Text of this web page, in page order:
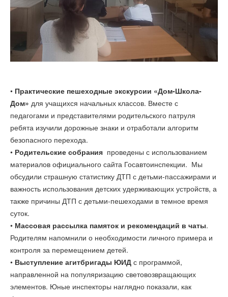
• Практические пешеходные экскурсии «Дом-Школа-
Дом» для учащихся начальных классов. Вместе с
педагогами и представителями родительского патруля
ребята изучили дорожные знаки и отработали алгоритм
безопасного перехода.
• Родительские собрания проведены с использованием
материалов официального сайта Госавтоинспекции. Мы
обсудили страшную статистику ДТП с детьми-пассажирами и
важность использования детских удерживающих устройств, а
также причины ДТП с детьми-пешеходами в темное время
суток.
• Массовая рассылка памяток и рекомендаций в чаты.
Родителям напомнили о необходимости личного примера и
контроля за перемещением детей.
• Выступление агитбригады ЮИД с программой,
направленной на популяризацию световозвращающих
элементов. Юные инспекторы наглядно показали, как